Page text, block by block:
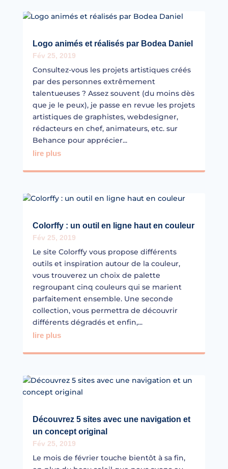
Logo animés et réalisés par Bodea Daniel
Fév 25, 2019
Consultez-vous les projets artistiques créés
par des personnes extrêmement
talentueuses ? Assez souvent (du moins dès
que je le peux), je passe en revue les projets
artistiques de graphistes, webdesigner,
rédacteurs en chef, animateurs, etc. sur
Behance pour apprécier...
lire plus
Colorffy : un outil en ligne haut en couleur
Fév 25, 2019
Le site Colorffy vous propose différents
outils et inspiration autour de la couleur,
vous trouverez un choix de palette
regroupant cinq couleurs qui se marient
parfaitement ensemble. Une seconde
collection, vous permettra de découvrir
différents dégradés et enfin,...
lire plus
Découvrez 5 sites avec une navigation et
un concept original
Fév 25, 2019
Le mois de février touche bientôt à sa fin,